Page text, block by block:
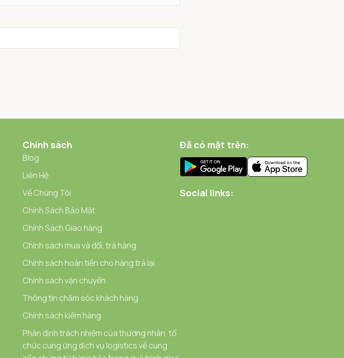
Chính sách
Blog
Liên Hệ
Về Chúng Tôi
Chính Sách Bảo Mật
Chính Sách Giao hàng
Chính sách mua và đổi, trả hàng
Chính sách hoàn tiền cho hàng trả lại
Chính sách vận chuyển
Thông tin chăm sóc khách hàng
Chính sách kiểm hàng
Phân định trách nhiệm của thương nhân, tổ
chức cung ứng dịch vụ logistics về cung
Đã có mặt trên:
Social links: